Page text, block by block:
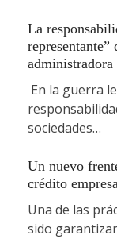
La
representante”
administradora
En la guerra
sociedades…
Un nuevo
crédito
Una de las
sido